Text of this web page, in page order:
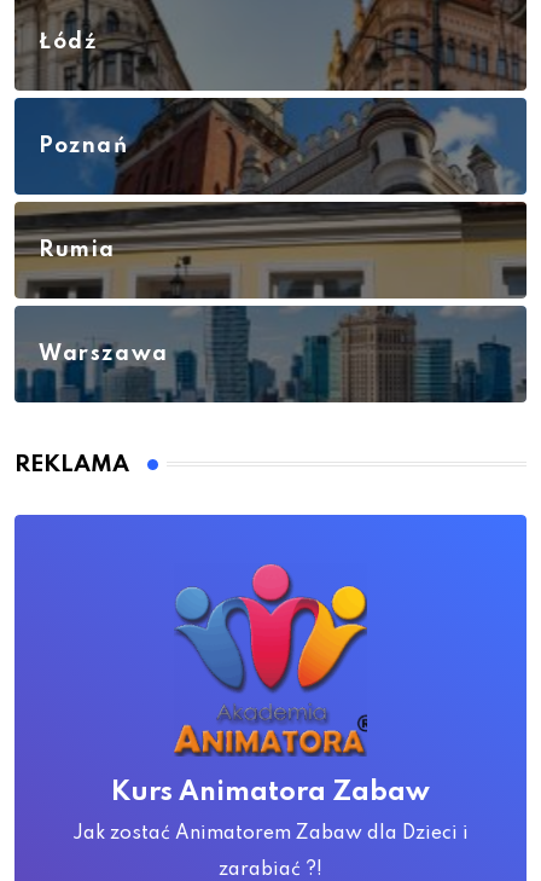
Łódź
Poznań
Rumia
Warszawa
REKLAMA
Kurs Animatora Zabaw
Jak zostać Animatorem Zabaw dla Dzieci i
zarabiać ?!